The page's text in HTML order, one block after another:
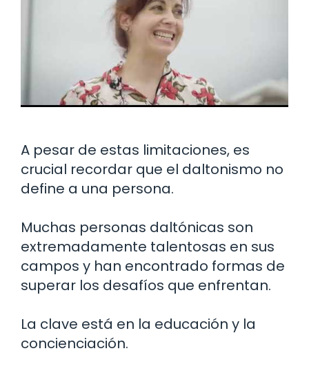
A pesar de estas limitaciones, es
crucial recordar que el daltonismo no
define a una persona.
Muchas personas daltónicas son
extremadamente talentosas en sus
campos y han encontrado formas de
superar los desafíos que enfrentan.
La clave está en la educación y la
concienciación.